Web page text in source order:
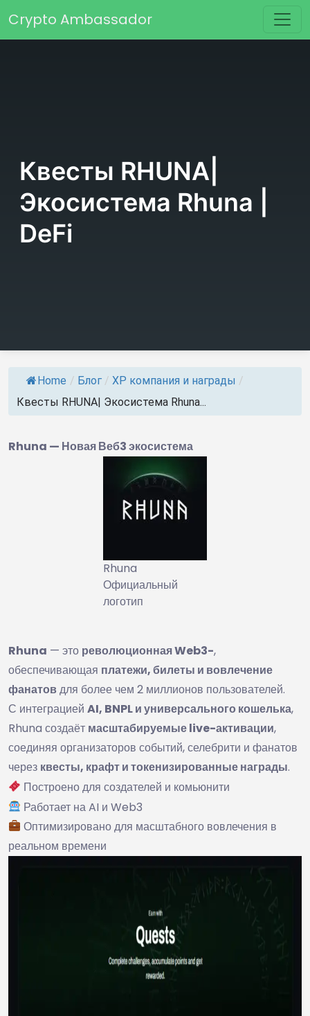
Основная навигация
Crypto Ambassador
Квесты RHUNA|
Экосистема Rhuna |
DeFi
Home / Блог / ХР компания и награды /
Квесты RHUNA| Экосистема Rhuna...
Rhuna — Новая Веб3экосистема
Rhuna
Официальный
логотип
Rhuna — это революционная Web3-,
обеспечивающая платежи, билеты и вовлечение
фанатов для более чем 2 миллионов пользователей.
С интеграцией AI, BNPL и универсального кошелька,
Rhuna создаёт масштабируемые live-активации,
соединяя организаторов событий, селебрити и фанатов
через квесты, крафт и токенизированные награды.
Построено для создателей и комьюнити
Работает на AI и Web3
Оптимизировано для масштабного вовлечения в
реальном времени